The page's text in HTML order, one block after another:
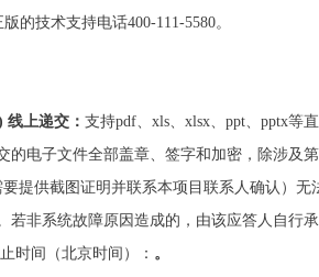
的技术支持电话400-111-5580。
线上递交： 支持pdf、xls、xlsx、ppt、pptx等
的电子文件全部盖章、签字和加密，除涉及
要提供截图证明并联系本项目联系人确认）
若非系统故障原因造成的，由该应答人自行
时间（北京时间）： 。